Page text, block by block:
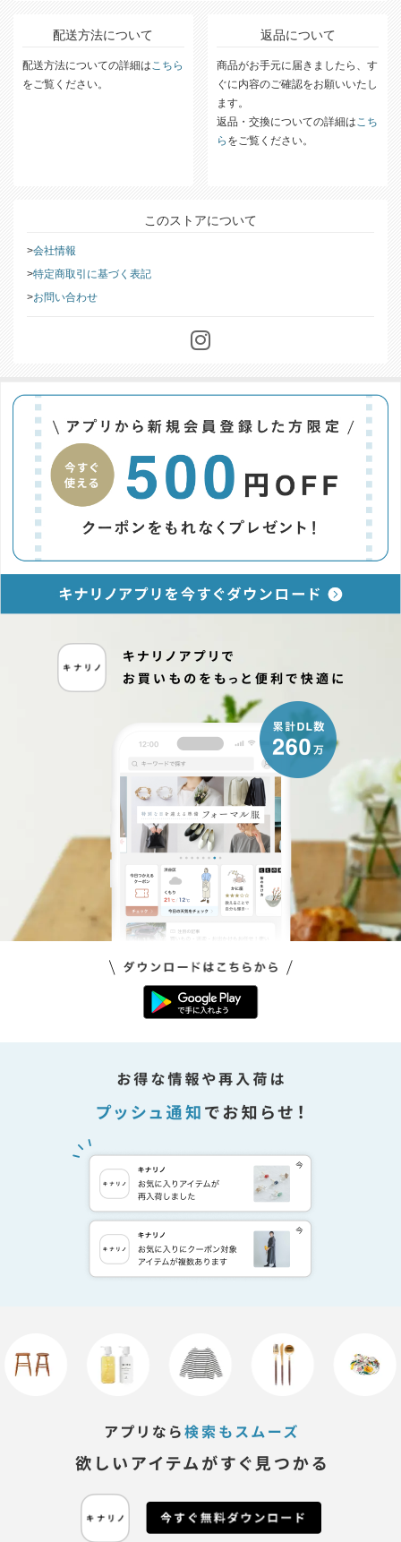
配送方法について
配送方法についての詳細は こちら
をご覧ください。
返品について
商品がお手元に届きましたら、す
ぐに内容のご確認をお願いいたし
ます。
返品・交換についての詳細は こち
ら をご覧ください。
このストアについて
会社情報
特定商取引に基づく表記
お問い合わせ